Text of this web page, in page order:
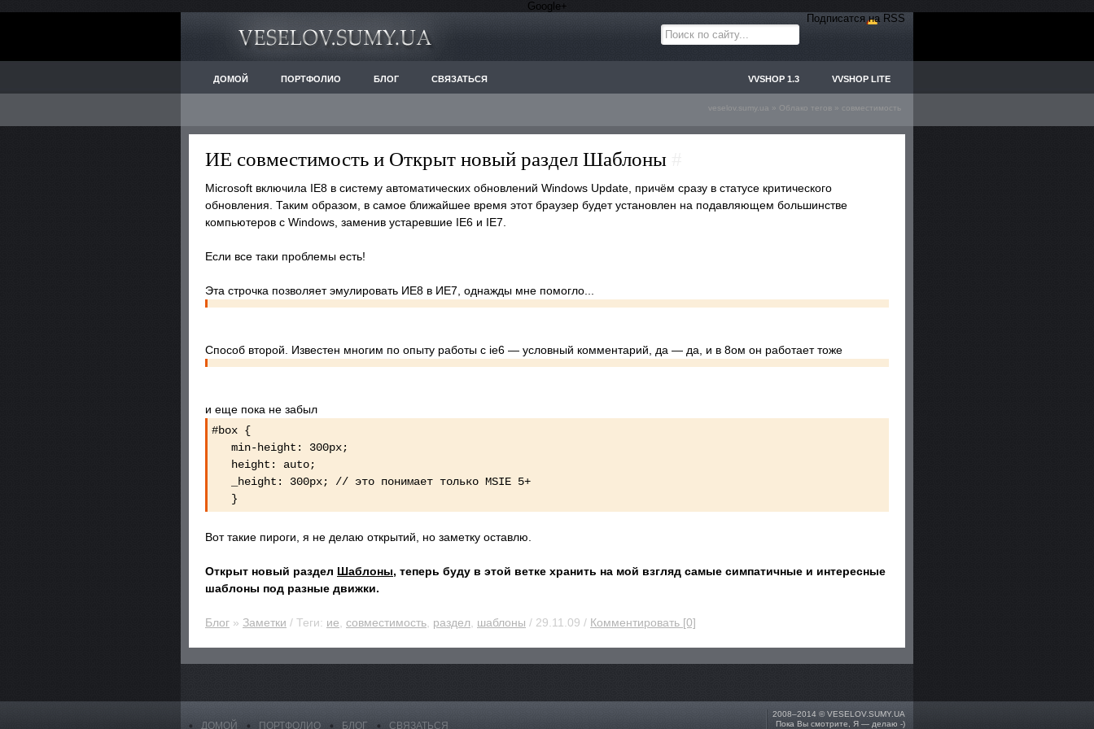
Google+
Подписатся на RSS
ДОМОЙ ПОРТФОЛИО БЛОГ СВЯЗАТЬСЯ VVSHOP 1.3 VVSHOP LITE
veselov.sumy.ua » Облако тегов » совместимость
ИЕ совместимость и Открыт новый раздел Шаблоны
Microsoft включила IE8 в систему автоматических обновлений Windows Update, причём сразу в статусе критического
обновления. Таким образом, в самое ближайшее время этот браузер будет установлен на подавляющем большинстве
компьютеров с Windows, заменив устаревшие IE6 и IE7.
Если все таки проблемы есть!
Эта строчка позволяет эмулировать ИЕ8 в ИЕ7, однажды мне помогло...
Способ второй. Известен многим по опыту работы с ie6 — условный комментарий, да — да, и в 8ом он работает тоже
и еще пока не забыл
#box {
min-height: 300px;
height: auto;
_height: 300px; // это понимает только MSIE 5+
}
Вот такие пироги, я не делаю открытий, но заметку оставлю.
Открыт новый раздел Шаблоны, теперь буду в этой ветке хранить на мой взгляд самые симпатичные и интересные
шаблоны под разные движки.
Блог » Заметки / Теги: ие совместимость раздел шаблоны / 29.11.09 / Комментировать [0]
ДОМОЙ ПОРТФОЛИО БЛОГ СВЯЗАТЬСЯ
2008–2014 © VESELOV.SUMY.UA
Пока Вы смотрите, Я — делаю -)